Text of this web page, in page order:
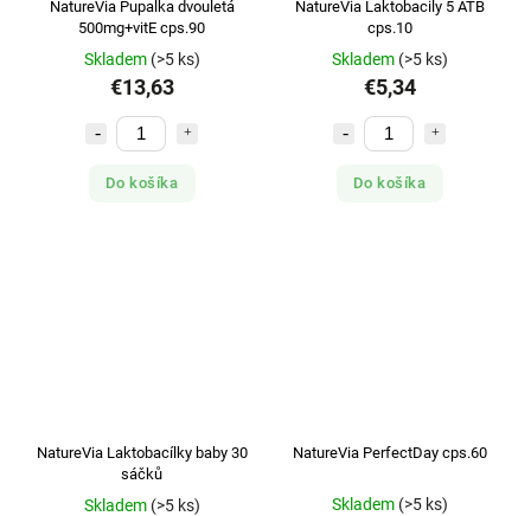
NatureVia Pupalka dvouletá
500mg+vitE cps.90
Skladem (>5 ks)
€13,63
Do košíka
NatureVia Laktobacily 5 ATB
cps.10
Skladem (>5 ks)
€5,34
Do košíka
NatureVia Laktobacílky baby 30
sáčků
Skladem (>5 ks)
NatureVia PerfectDay cps.60
Skladem (>5 ks)